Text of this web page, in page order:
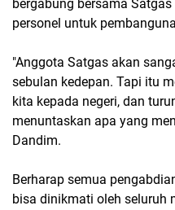
bergabung bersama
personel untuk
"Anggota Satgas akan
sebulan kedepan. Tapi itu
kita kepada negeri, dan
menuntaskan apa yang
Dandim.
Berharap semua
bisa dinikmati oleh seluruh